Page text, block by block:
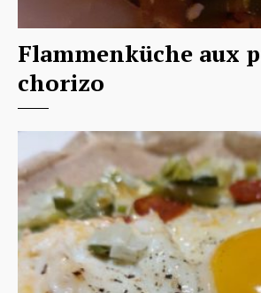
Flammenküche aux
chorizo